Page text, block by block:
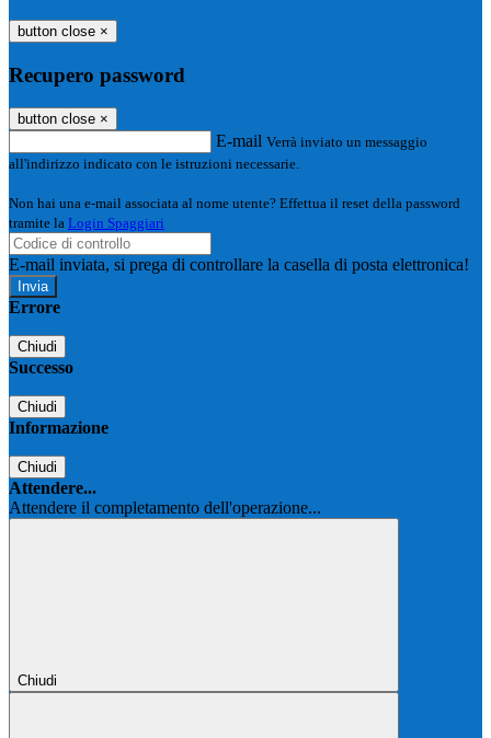
button close ×
Recupero password
button close ×
E-mail Verrà inviato un messaggio
all'indirizzo indicato con le istruzioni necessarie.
Non hai una e-mail associata al nome utente? Effettua il reset della password
tramite la Login Spaggiari
E-mail inviata, si prega di controllare la casella di posta elettronica!
Errore
Chiudi
Successo
Chiudi
Informazione
Chiudi
Attendere...
Attendere il completamento dell'operazione...
Chiudi